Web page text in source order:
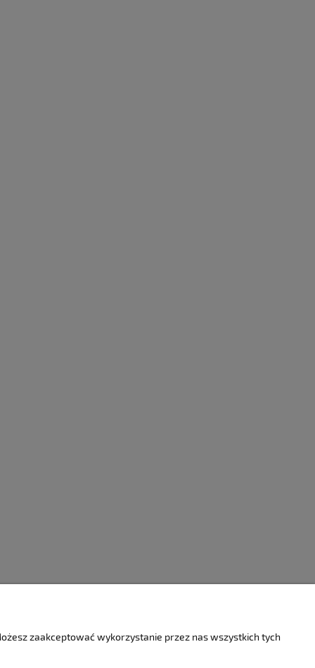
zaakceptować wykorzystanie przez nas wszystkich tych